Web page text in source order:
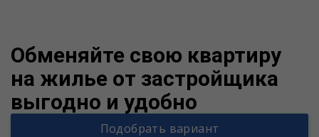
Обменяйте свою квартиру
на жилье от застройщика
выгодно и удобно
Подобрать вариант